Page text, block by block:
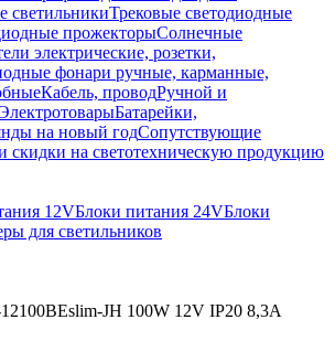
светильникиТрековые светодиодные
прожекторыСолнечные
электрические, розетки,
фонари ручные, карманные,
Кабель, проводРучной и
Батарейки,
на новый годСопутствующие
скидки на светотехническую продукцию
12VБлоки питания 24VБлоки
для светильников
JH 100W 12V IP20 8,3A